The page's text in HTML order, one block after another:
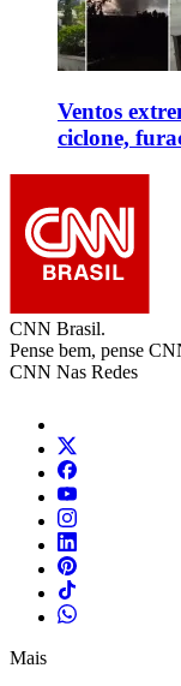
Ventos
ciclone,
CNN Brasil.
Pense bem, pense
CNN Nas Redes
Mais